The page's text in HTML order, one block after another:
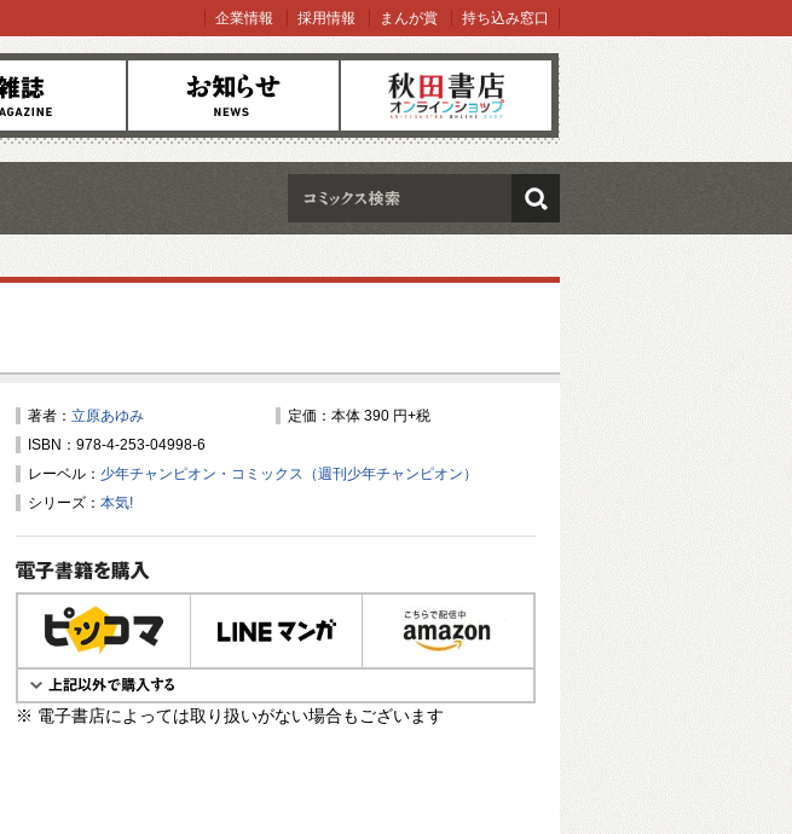
お知らせ オンラインショップ
企業情報 採用情報 まんが賞 持ち込み窓口
検索
著者： 立原あゆみ
定価：本体 390 円+税
ISBN：978-4-253-04998-6
レーベル： 少年チャンピオン・コミックス（週刊少年チャンピオン）
シリーズ： 本気!
電子書籍で購入
※ 電子書店によっては取り扱いがない場合もございます